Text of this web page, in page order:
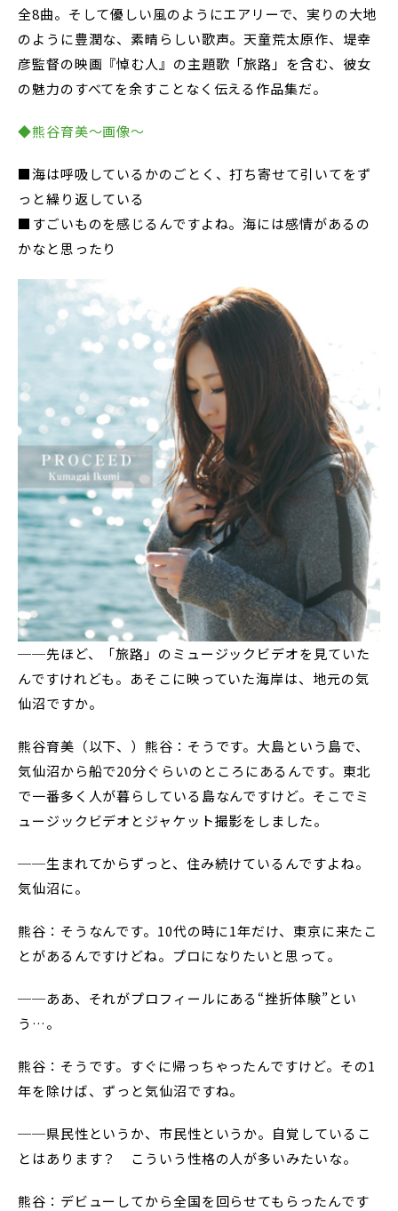
全8曲。そして優しい風のようにエアリーで、実りの大地
のように豊潤な、素晴らしい歌声。天童荒太原作、堤幸
彦監督の映画『悼む人』の主題歌「旅路」を含む、彼女
の魅力のすべてを余すことなく伝える作品集だ。
◆熊谷育美～画像～
■海は呼吸しているかのごとく、打ち寄せて引いてをず
っと繰り返している
■すごいものを感じるんですよね。海には感情があるの
かなと思ったり
──先ほど、「旅路」のミュージックビデオを見ていた
んですけれども。あそこに映っていた海岸は、地元の気
仙沼ですか。
熊谷育美（以下、）熊谷：そうです。大島という島で、
気仙沼から船で20分ぐらいのところにあるんです。東北
で一番多く人が暮らしている島なんですけど。そこでミ
ュージックビデオとジャケット撮影をしました。
──生まれてからずっと、住み続けているんですよね。
気仙沼に。
熊谷：そうなんです。10代の時に1年だけ、東京に来たこ
とがあるんですけどね。プロになりたいと思って。
──ああ、それがプロフィールにある“挫折体験”とい
う…。
熊谷：そうです。すぐに帰っちゃったんですけど。その1
年を除けば、ずっと気仙沼ですね。
──県民性というか、市民性というか。自覚しているこ
とはあります？ こういう性格の人が多いみたいな。
熊谷：デビューしてから全国を回らせてもらったんです